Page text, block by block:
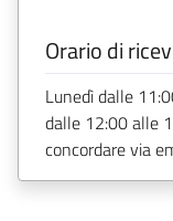
Orario di
Lunedì dalle
dalle 12:00 alle
concordare via